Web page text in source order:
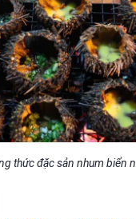
thức đặc sản nhum biển